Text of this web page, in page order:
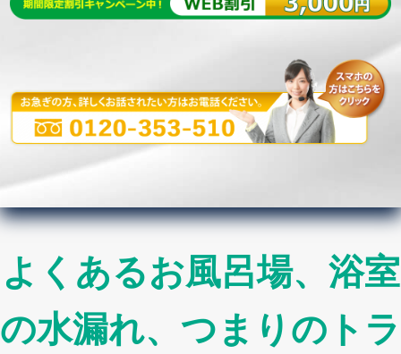
よくあるお風呂場、浴室
の水漏れ、つまりのトラ